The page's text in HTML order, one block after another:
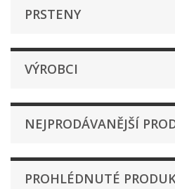
PRSTENY
VÝROBCI
NEJPRODÁVANĚJŠÍ
PROHLÉDNUTÉ